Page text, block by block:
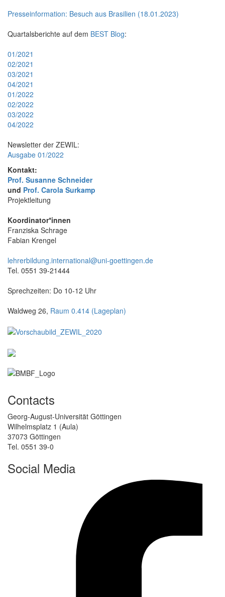
Presseinformation: Besuch aus Brasilien (18.01.2023)
Quartalsberichte auf dem BEST Blog:
01/2021
02/2021
03/2021
04/2021
01/2022
02/2022
03/2022
04/2022
Newsletter der ZEWIL:
Ausgabe 01/2022
Kontakt:
Prof. Susanne Schneider
und Prof. Carola Surkamp
Projektleitung
Koordinator*innen
Franziska Schrage
Fabian Krengel
lehrerbildung.international@uni-goettingen.de
Tel. 0551 39-21444
Sprechzeiten: Do 10-12 Uhr
Waldweg 26, Raum 0.414 (Lageplan)
Contacts
Georg-August-Universität Göttingen
Wilhelmsplatz 1 (Aula)
37073 Göttingen
Tel. 0551 39-0
Social Media